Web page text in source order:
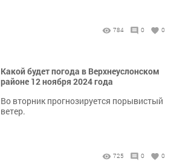
784 0 0
Какой будет погода в Верхнеуслонском
районе 12 ноября 2024 года
Во вторник прогнозируется порывистый
ветер.
725 0 0